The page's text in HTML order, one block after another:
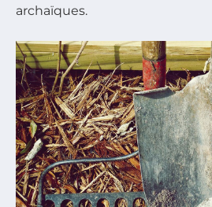
archaïques.